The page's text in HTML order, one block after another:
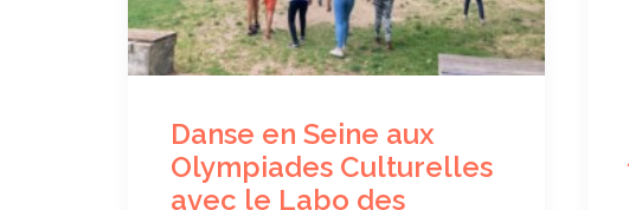
Danse en Seine aux
Olympiades Culturelles
avec le Labo des